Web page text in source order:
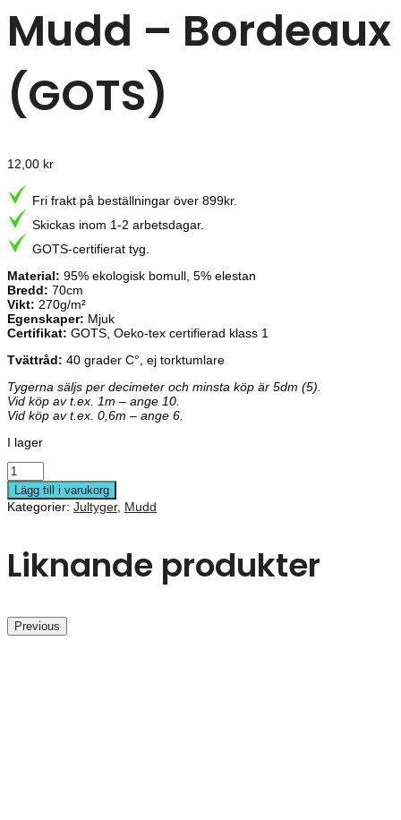
Mudd – Bordeaux
(GOTS)
12,00 kr
Fri frakt på beställningar över 899kr.
Skickas inom 1-2 arbetsdagar.
GOTS-certifierat tyg.
Material: 95% ekologisk bomull, 5% elestan
Bredd: 70cm
Vikt: 270g/m²
Egenskaper: Mjuk
Certifikat: GOTS, Oeko-tex certifierad klass 1
Tvättråd: 40 grader C°, ej torktumlare
Tygerna säljs per decimeter och minsta köp är 5dm (5).
Vid köp av t.ex. 1m – ange 10.
Vid köp av t.ex. 0,6m – ange 6.
I lager
Lägg till i varukorg
Kategorier: Jultyger, Mudd
Liknande produkter
Previous